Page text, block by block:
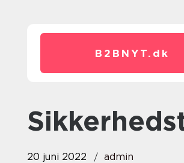
B2BNYT. dk
20 juni 2022 admin